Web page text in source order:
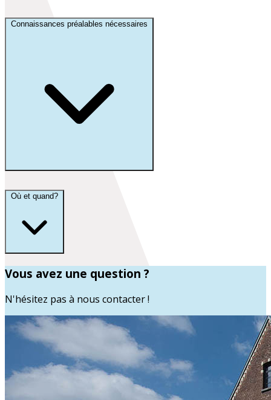
Connaissances préalables nécessaires
Où et quand?
Vous avez une question ?
N'hésitez pas à nous contacter !